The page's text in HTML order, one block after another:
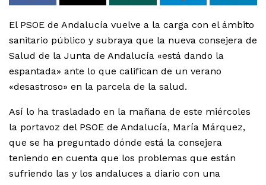
El PSOE de Andalucía vuelve a la carga con el ámbito
sanitario público y subraya que la nueva consejera de
Salud de la Junta de Andalucía «está dando la
espantada» ante lo que califican de un verano
«desastroso» en la parcela de la salud.
Así lo ha trasladado en la mañana de este miércoles
la portavoz del PSOE de Andalucía, María Márquez,
que se ha preguntado dónde está la consejera
teniendo en cuenta que los problemas que están
sufriendo las y los andaluces a diario con una